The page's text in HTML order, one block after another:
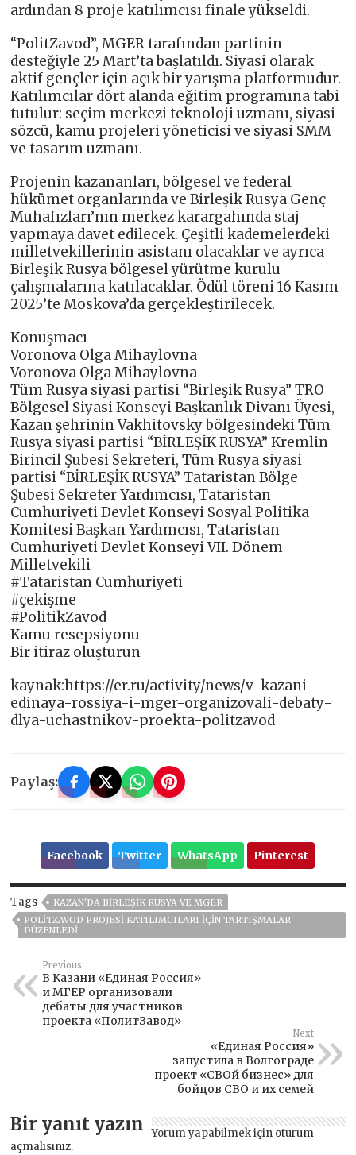
ardından 8 proje katılımcısı finale yükseldi.
“PolitZavod”, MGER tarafından partinin
desteğiyle 25 Mart’ta başlatıldı. Siyasi olarak
aktif gençler için açık bir yarışma platformudur.
Katılımcılar dört alanda eğitim programına tabi
tutulur: seçim merkezi teknoloji uzmanı, siyasi
sözcü, kamu projeleri yöneticisi ve siyasi SMM
ve tasarım uzmanı.
Projenin kazananları, bölgesel ve federal
hükümet organlarında ve Birleşik Rusya Genç
Muhafızları’nın merkez karargahında staj
yapmaya davet edilecek. Çeşitli kademelerdeki
milletvekillerinin asistanı olacaklar ve ayrıca
Birleşik Rusya bölgesel yürütme kurulu
çalışmalarına katılacaklar. Ödül töreni 16 Kasım
2025’te Moskova’da gerçekleştirilecek.
Konuşmacı
Voronova Olga Mihaylovna
Voronova Olga Mihaylovna
Tüm Rusya siyasi partisi “Birleşik Rusya” TRO
Bölgesel Siyasi Konseyi Başkanlık Divanı Üyesi,
Kazan şehrinin Vakhitovsky bölgesindeki Tüm
Rusya siyasi partisi “BİRLEŞİK RUSYA” Kremlin
Birincil Şubesi Sekreteri, Tüm Rusya siyasi
partisi “BİRLEŞİK RUSYA” Tataristan Bölge
Şubesi Sekreter Yardımcısı, Tataristan
Cumhuriyeti Devlet Konseyi Sosyal Politika
Komitesi Başkan Yardımcısı, Tataristan
Cumhuriyeti Devlet Konseyi VII. Dönem
Milletvekili
#Tataristan Cumhuriyeti
#çekişme
#PolitikZavod
Kamu resepsiyonu
Bir itiraz oluşturun
kaynak:https://er.ru/activity/news/v-kazani-
edinaya-rossiya-i-mger-organizovali-debaty-
dlya-uchastnikov-proekta-politzavod
Paylaş:
Facebook Twitter WhatsApp Pinterest
Tags
KAZAN'DA BIRLEŞIK RUSYA VE MGER
POLITZAVOD PROJESI KATILIMCILARI IÇIN TARTIŞMALAR
DÜZENLEDI
Previous
В Казани «Единая Россия»
и МГЕР организовали
дебаты для участников
проекта «ПолитЗавод»
Next
«Единая Россия»
запустила в Волгограде
проект «СВОй бизнес» для
бойцов СВО и их семей
Bir yanıt yazın Yorum yapabilmek için oturum
açmalısınız.